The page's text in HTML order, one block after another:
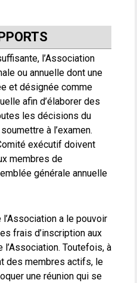
l’Association
ou annuelle dont une
et désignée comme
afin d’élaborer des
les décisions du
à l’examen.
exécutif doivent
membres de
générale annuelle
a le pouvoir
frais d’inscription aux
Toutefois, à
des membres actifs, le
une réunion qui se